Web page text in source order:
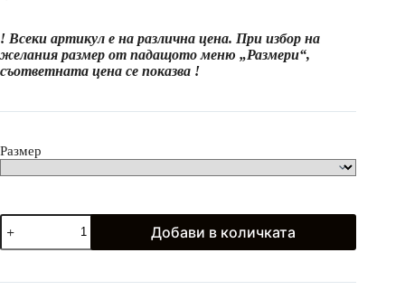
21.99€
(43.01
! Всеки артикул е на различна цена. При избор на
желания размер от падащото меню „Размери“,
съответната цена се показва !
Размер
количество
за
Хавайски
панталони
Добави в количката